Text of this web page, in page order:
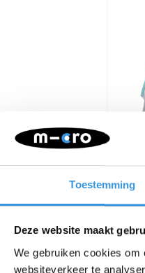
Toestemming
Deze website maakt
We gebruiken cookies om
websiteverkeer te